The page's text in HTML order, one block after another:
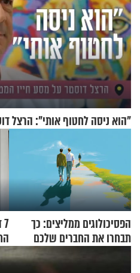
"הוא ניסה לחטוף אותי": הרצל
הפסיכולוגים ממליצים: כך
תבחרו את החברים שלכם